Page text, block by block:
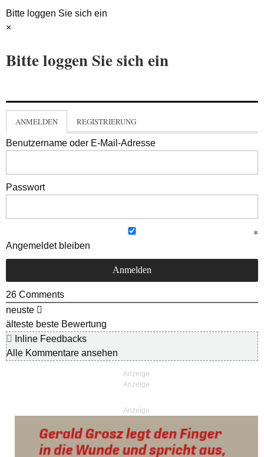
Bitte loggen Sie sich ein
×
Bitte loggen Sie sich ein
ANMELDEN REGISTRIERUNG
Benutzername oder E-Mail-Adresse
Passwort
Angemeldet bleiben
26 Comments
neuste
älteste beste Bewertung
Inline Feedbacks
Alle Kommentare ansehen
Anzeige